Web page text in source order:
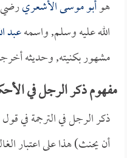
هوأبو موسى الأشعري
الله عليه وسلم, واسمهعبد
مشهور بكنيته, وحديثه
مفهوم ذكر الرجل في
ذكر الرجل في الترجمة في
أن يحنث) هذا على اعتبار